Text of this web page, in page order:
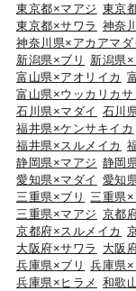
東京都×マアジ 東京
東京都×サワラ 神奈
神奈川県×アカアマダ
新潟県×ブリ
新潟県
富山県×アオリイカ
富山県×ウッカリカサ
石川県×マダイ 石川
福井県×ケンサキイカ
福井県×スルメイカ
静岡県×マアジ 静岡
愛知県×マダイ 愛知
三重県×ブリ
三重県
三重県×マアジ 京都
京都府×スルメイカ
大阪府×サワラ
大阪
兵庫県×ブリ
兵庫県×
兵庫県×ヒラメ 和歌